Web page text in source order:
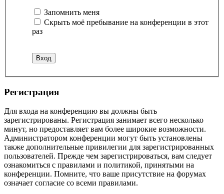
Запомнить меня
Скрыть моё пребывание на конференции в этот
раз
Регистрация
Для входа на конференцию вы должны быть
зарегистрированы. Регистрация занимает всего несколько
минут, но предоставляет вам более широкие возможности.
Администратором конференции могут быть установлены
также дополнительные привилегии для зарегистрированных
пользователей. Прежде чем зарегистрироваться, вам следует
ознакомиться с правилами и политикой, принятыми на
конференции. Помните, что ваше присутствие на форумах
означает согласие со всеми правилами.